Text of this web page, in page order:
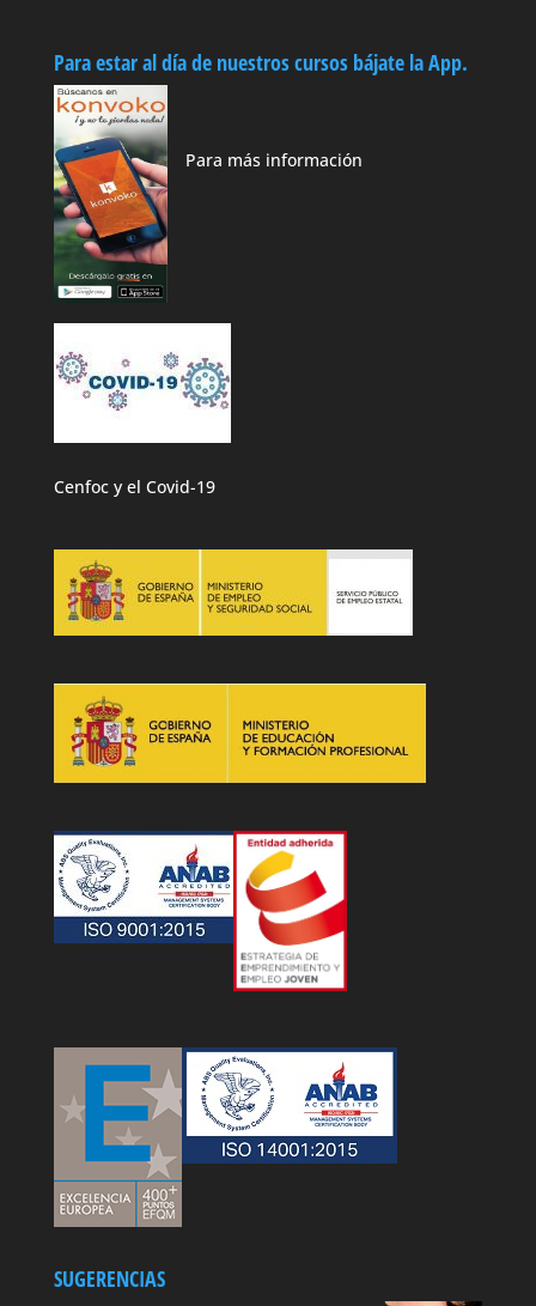
Para estar al día de nuestros cursos bájate la App.
Para más información
Cenfoc y el Covid-19
SUGERENCIAS